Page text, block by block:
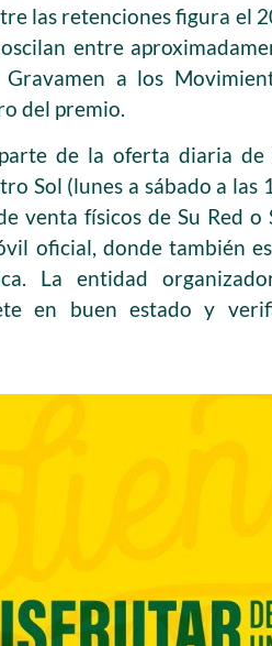
las retenciones figura el
entre
a los
del premio.
de la oferta diaria
Sol (lunes a sábado a las
venta físicos de Su Red
oficial, donde también
La entidad
en buen estado y